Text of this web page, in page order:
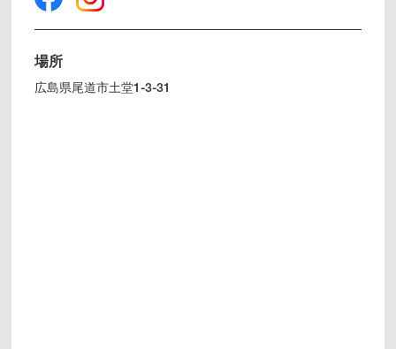
場所
広島県尾道市土堂1-3-31